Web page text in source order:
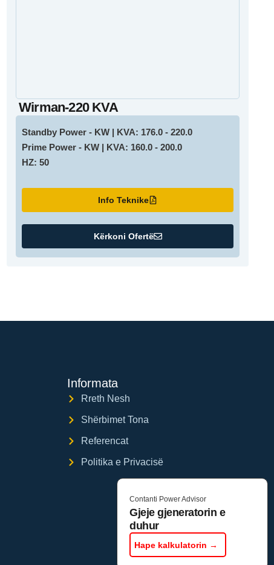
Wirman-220 KVA
Standby Power - KW | KVA: 176.0 - 220.0
Prime Power - KW | KVA: 160.0 - 200.0
HZ: 50
Info Teknike
Kërkoni Ofertë
Informata
Rreth Nesh
Shërbimet Tona
Referencat
Politika e Privacisë
Contanti Power Advisor
Gjeje gjeneratorin e
duhur
Hape kalkulatorin →
Web by: Flutra Webs